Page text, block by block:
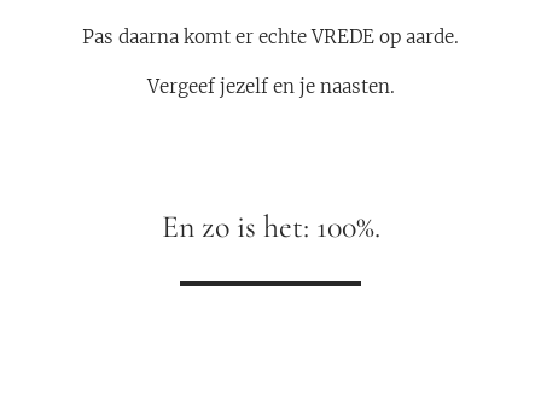
Pas daarna komt er echte VREDE op aarde.
Vergeef jezelf en je naasten.
En zo is het: 100%.